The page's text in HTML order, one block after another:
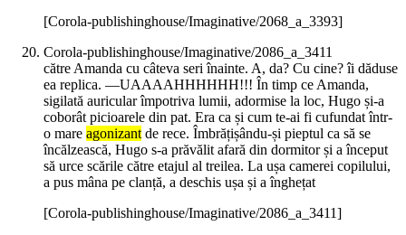
[Corola-publishinghouse/Imaginative/2068_a_3393]
Corola-publishinghouse/Imaginative/2086_a_3411
către Amanda cu câteva seri înainte. A, da? Cu cine? îi dăduse
ea replica. —UAAAAHHHHHH!!! În timp ce Amanda,
sigilată auricular împotriva lumii, adormise la loc, Hugo și-a
coborât picioarele din pat. Era ca și cum te-ai fi cufundat într-
o mare agonizantde rece. Îmbrățișându-și pieptul ca să se
încălzească, Hugo s-a prăvălit afară din dormitor și a început
să urce scările către etajul al treilea. La ușa camerei copilului,
a pus mâna pe clanță, a deschis ușa și a înghețat
[Corola-publishinghouse/Imaginative/2086_a_3411]